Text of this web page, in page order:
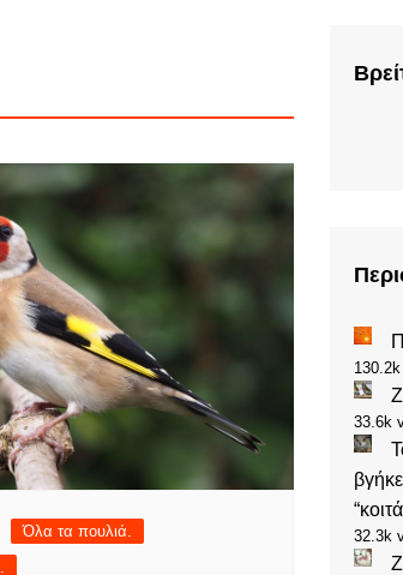
Όλα τα πουλιά.
33.6k
32.3k